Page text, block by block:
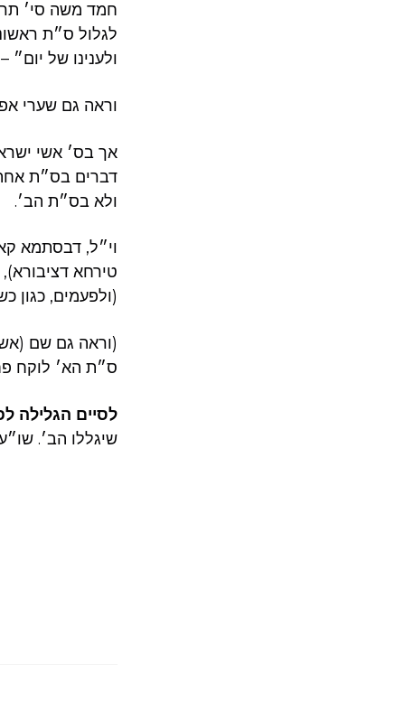
חמד משה סי׳
לגלול ס״ת
ולענינו של
וראה גם שערי
אך בס׳ אשי
דברים בס״ת
ולא בס״ת הב׳.
וי״ל, דבסתמא
טירחא
(ולפעמים, כגון
(וראה גם שם
ס״ת הא׳ לוקח
לסיים הגלילה
שיגללו הב׳.